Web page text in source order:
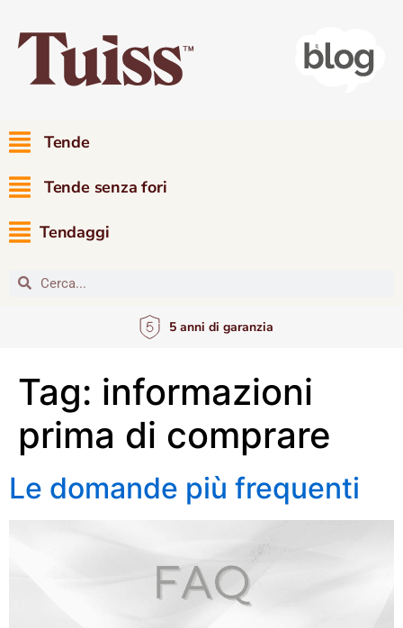
Tende
Tende senza fori
Tendaggi
5 anni di garanzia
Tag: informazioni
prima di comprare
Le domande più frequenti